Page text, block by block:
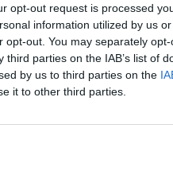
opt-out request is processed
information utilized by us
out. You may separately
parties on the IAB’s list of
by us to third parties on the
it to other third parties.
Image
ΕΛΛΑΔΑ
Βρέθηκε ο μεγάλος